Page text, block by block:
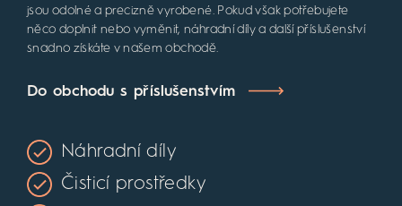
jsou odolné a precizně vyrobené. Pokud však potřebujete
něco doplnit nebo vyměnit, náhradní díly a další příslušenství
snadno získáte v našem obchodě.
Do obchodu s příslušenstvím
Náhradní díly
Čisticí prostředky